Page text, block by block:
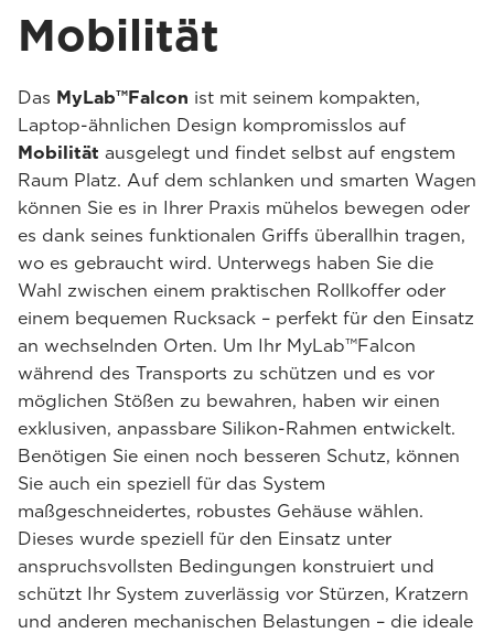
Mobilität
Das MyLab™Falcon ist mit seinem kompakten,
Laptop-ähnlichen Design kompromisslos auf
Mobilität ausgelegt und findet selbst auf engstem
Raum Platz. Auf dem schlanken und smarten Wagen
können Sie es in Ihrer Praxis mühelos bewegen oder
es dank seines funktionalen Griffs überallhin tragen,
wo es gebraucht wird. Unterwegs haben Sie die
Wahl zwischen einem praktischen Rollkoffer oder
einem bequemen Rucksack – perfekt für den Einsatz
an wechselnden Orten. Um Ihr MyLab™Falcon
während des Transports zu schützen und es vor
möglichen Stößen zu bewahren, haben wir einen
exklusiven, anpassbare Silikon-Rahmen entwickelt.
Benötigen Sie einen noch besseren Schutz, können
Sie auch ein speziell für das System
maßgeschneidertes, robustes Gehäuse wählen.
Dieses wurde speziell für den Einsatz unter
anspruchsvollsten Bedingungen konstruiert und
schützt Ihr System zuverlässig vor Stürzen, Kratzern
und anderen mechanischen Belastungen – die ideale